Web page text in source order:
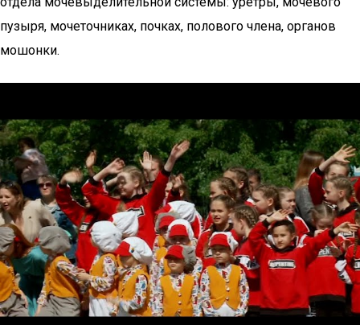
пузыря, мочеточниках, почках, полового члена, органов
мошонки.